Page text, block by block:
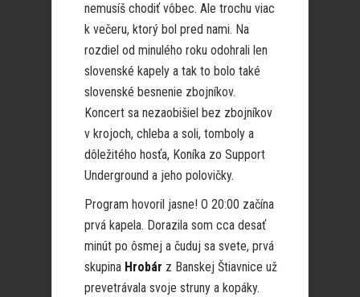
nemusíš chodiť vôbec. Ale trochu viac
k večeru, ktorý bol pred nami. Na
rozdiel od minulého roku odohrali len
slovenské kapely a tak to bolo také
slovenské besnenie zbojníkov.
Koncert sa nezaobišiel bez zbojníkov
v krojoch, chleba a soli, tomboly a
dôležitého hosťa, Koníka zo Support
Underground a jeho polovičky.
Program hovoril jasne! O 20:00 začína
prvá kapela. Dorazila som cca desať
minút po ôsmej a čuduj sa svete, prvá
skupina Hrobár z Banskej Štiavnice už
prevetrávala svoje struny a kopáky.